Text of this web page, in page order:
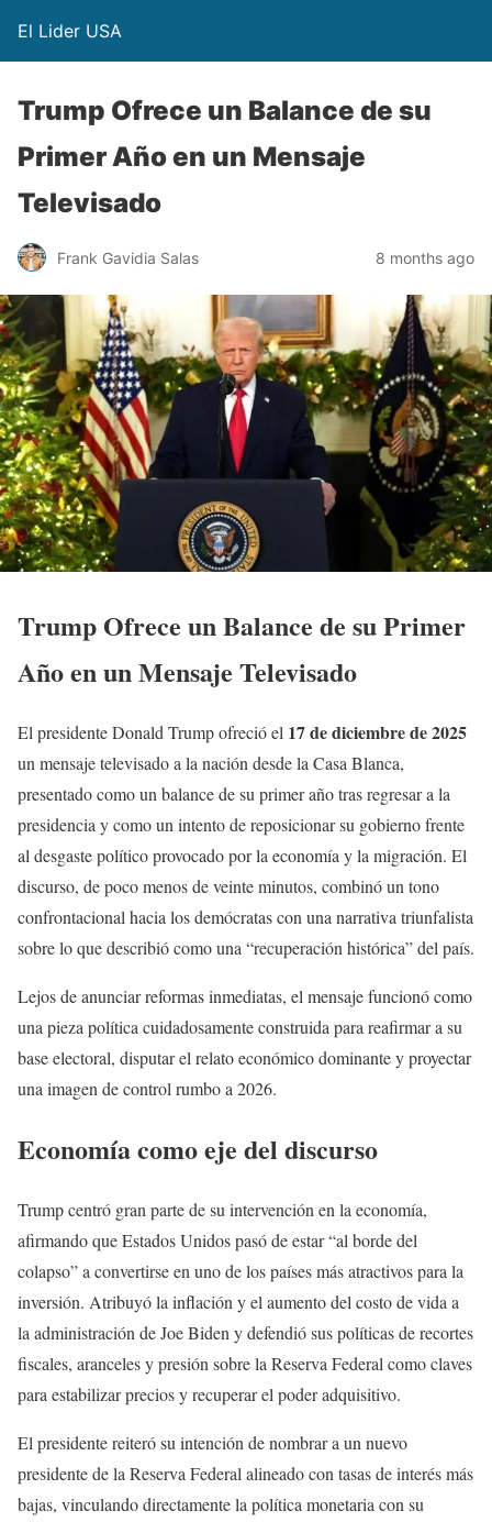
El Lider USA
Trump Ofrece un Balance de su
Primer Año en un Mensaje
Televisado
Frank Gavidia Salas 8 months ago
Trump Ofrece un Balance de su Primer
Año en un Mensaje Televisado
El presidente Donald Trump ofreció el 17 de diciembre de 2025
un mensaje televisado a la nación desde la Casa Blanca,
presentado como un balance de su primer año tras regresar a la
presidencia y como un intento de reposicionar su gobierno frente
al desgaste político provocado por la economía y la migración. El
discurso, de poco menos de veinte minutos, combinó un tono
confrontacional hacia los demócratas con una narrativa triunfalista
sobre lo que describió como una “recuperación histórica” del país.
Lejos de anunciar reformas inmediatas, el mensaje funcionó como
una pieza política cuidadosamente construida para reafirmar a su
base electoral, disputar el relato económico dominante y proyectar
una imagen de control rumbo a 2026.
Economía como eje del discurso
Trump centró gran parte de su intervención en la economía,
afirmando que Estados Unidos pasó de estar “al borde del
colapso” a convertirse en uno de los países más atractivos para la
inversión. Atribuyó la inflación y el aumento del costo de vida a
la administración de Joe Biden y defendió sus políticas de recortes
fiscales, aranceles y presión sobre la Reserva Federal como claves
para estabilizar precios y recuperar el poder adquisitivo.
El presidente reiteró su intención de nombrar a un nuevo
presidente de la Reserva Federal alineado con tasas de interés más
bajas, vinculando directamente la política monetaria con su